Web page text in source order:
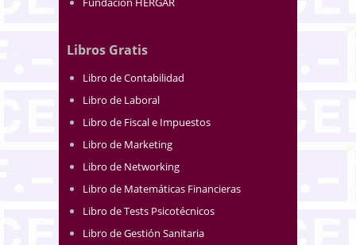
Libros Gratis
Libro de Contabilidad
Libro de Laboral
Libro de Fiscal e Impuestos
Libro de Marketing
Libro de Networking
Libro de Matemáticas Financieras
Libro de Tests Psicotécnicos
Libro de Gestión Sanitaria